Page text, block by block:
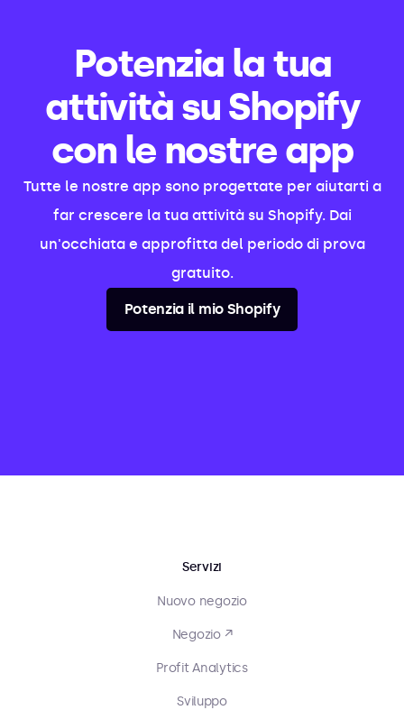
Potenzia la tua
attività su Shopify
con le nostre app
Tutte le nostre app sono progettate per aiutarti a
far crescere la tua attività su Shopify. Dai
un'occhiata e approfitta del periodo di prova
gratuito.
Potenzia il mio Shopify
Servizi
Nuovo negozio
Negozio ↗
Profit Analytics
Sviluppo